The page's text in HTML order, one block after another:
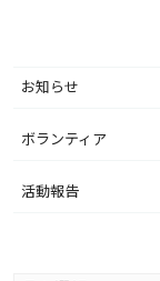
お知らせ
ボランティア
活動報告